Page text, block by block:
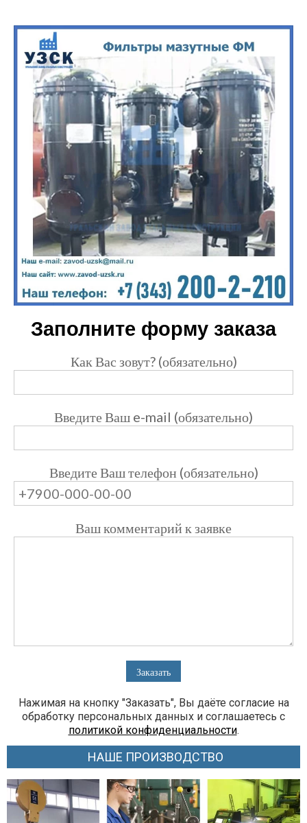
Заполните форму заказа
Как Вас зовут? (обязательно)
Введите Ваш e-mail (обязательно)
Введите Ваш телефон (обязательно)
Ваш комментарий к заявке
Нажимая на кнопку "Заказать", Вы даёте согласие на
обработку персональных данных и соглашаетесь с
политикой конфиденциальности.
НАШЕ ПРОИЗВОДСТВО